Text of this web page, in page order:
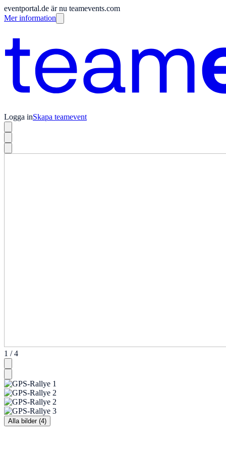
eventportal.de är nu teamevents.com
Mer information
Logga inSkapa teamevent
1 / 4
Alla bilder (4)